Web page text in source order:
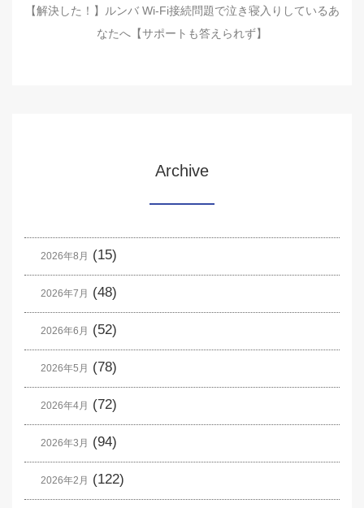
【解決した！】ルンバ Wi-Fi接続問題で泣き寝入りしているあ
なたへ【サポートも答えられず】
Archive
2026年8月 (15)
2026年7月 (48)
2026年6月 (52)
2026年5月 (78)
2026年4月 (72)
2026年3月 (94)
2026年2月 (122)